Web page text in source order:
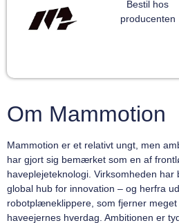
Bestil hos
producenten
Om Mammotion
Mammotion er et relativt ungt, men
har gjort sig bemærket som en af
haveplejeteknologi. Virksomheden har
global hub for innovation – og herfra
robotplæneklippere, som fjerner
haveejernes hverdag. Ambitionen er